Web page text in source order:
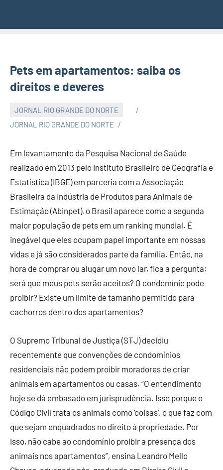
Pets em apartamentos: saiba os
direitos e deveres
JORNAL RIO GRANDE DO NORTE
JORNAL RIO GRANDE DO NORTE
Em levantamento da Pesquisa Nacional de Saúde
realizado em 2013 pelo Instituto Brasileiro de Geografia e
Estatística (IBGE) em parceria com a Associação
Brasileira da Indústria de Produtos para Animais de
Estimação (Abinpet), o Brasil aparece como a segunda
maior população de pets em um ranking mundial. É
inegável que eles ocupam papel importante em nossas
vidas e já são considerados parte da família. Então, na
hora de comprar ou alugar um novo lar, fica a pergunta:
será que meus pets serão aceitos? O condomínio pode
proibir? Existe um limite de tamanho permitido para
cachorros dentro dos apartamentos?
O Supremo Tribunal de Justiça (STJ) decidiu
recentemente que convenções de condomínios
residenciais não podem proibir moradores de criar
animais em apartamentos ou casas. “O entendimento
hoje se dá embasado em jurisprudência. Isso porque o
Código Civil trata os animais como ‘coisas’, o que faz com
que sejam enquadrados no direito à propriedade. Por
isso, não cabe ao condomínio proibir a presença dos
animais nos apartamentos”, ensina Leandro Mello